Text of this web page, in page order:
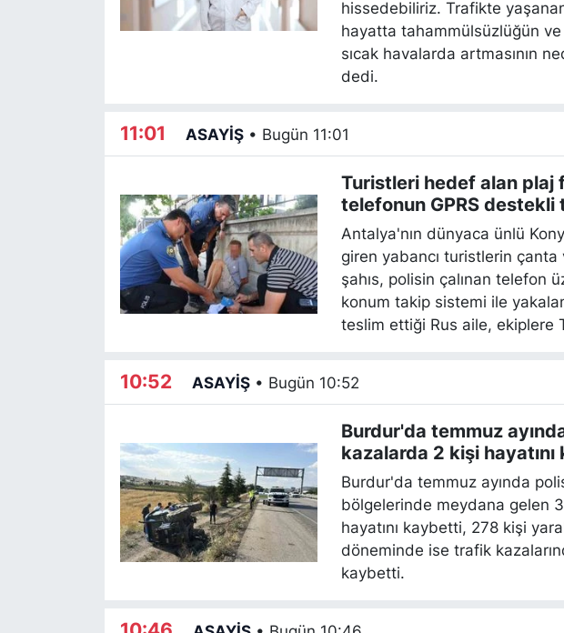
hissedebiliriz. Trafikte
hayatta tahammülsüzlüğün ve
sıcak havalarda artmasının
dedi.
11:01 ASAYİŞ• Bugün 11:01
Turistleri hedef alan plaj
telefonun GPRS
yakalandı
Antalya'nın dünyaca ünlü
giren yabancı turistlerin çanta
şahıs, polisin çalınan telefon
konum takip sistemi ile
teslim ettiği Rus aile, ekiplere
10:52 ASAYİŞ• Bugün 10:52
Burdur'da temmuz
kazalarda 2 kişi
yaralandı
Burdur'da temmuz ayında
bölgelerinde meydana gelen
hayatını kaybetti, 278 kişi
döneminde ise trafik
kaybetti.
Haberde insan